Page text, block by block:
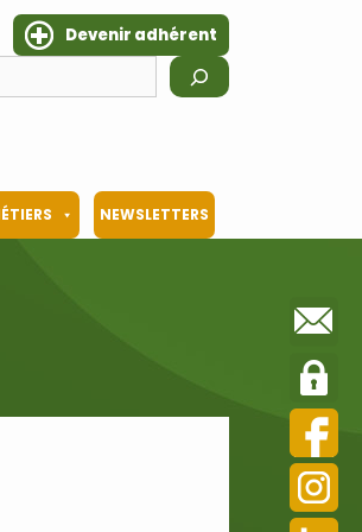
Devenir adhérent
NEWSLETTERS